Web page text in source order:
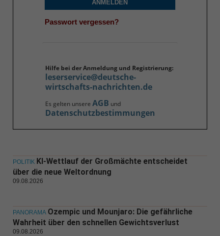
ANMELDEN
Passwort vergessen?
Hilfe bei der Anmeldung und Registrierung:
leserservice@deutsche-
wirtschafts-nachrichten.de
Es gelten unsere AGB und
Datenschutzbestimmungen
POLITIK KI-Wettlauf der Großmächte entscheidet
über die neue Weltordnung
09.08.2026
PANORAMA Ozempic und Mounjaro: Die gefährliche
Wahrheit über den schnellen Gewichtsverlust
09.08.2026